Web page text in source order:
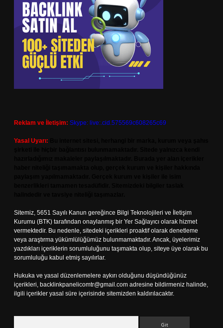
Reklam ve İletişim: Skype: live:.cid.575569c608265c69
Yasal Uyarı:
Sitemiz, 5651 Sayılı Kanun gereğince Bilgi Teknolojileri ve İletişim
Kurumu (BTK) tarafından onaylanmış bir Yer Sağlayıcı olarak hizmet
vermektedir. Bu nedenle, sitedeki içerikleri proaktif olarak denetleme
veya araştırma yükümlülüğümüz bulunmamaktadır. Ancak, üyelerimiz
yazdıkları içeriklerin sorumluluğunu taşımakta olup, siteye üye olarak bu
sorumluluğu kabul etmiş sayılırlar.
Hukuka ve yasal düzenlemelere aykırı olduğunu düşündüğünüz
içerikleri, backlinkpanelicomtr@gmail.com adresine bildirmeniz halinde,
ilgili içerikler yasal süre içerisinde sitemizden kaldırılacaktır.